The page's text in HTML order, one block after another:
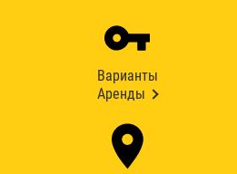
Варианты
Аренды